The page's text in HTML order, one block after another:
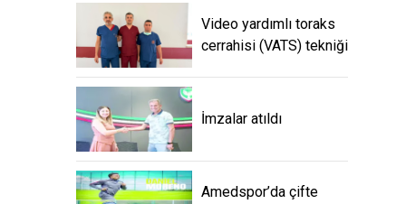
Video yardımlı toraks
cerrahisi (VATS) tekniği
İmzalar atıldı
Amedspor’da çifte